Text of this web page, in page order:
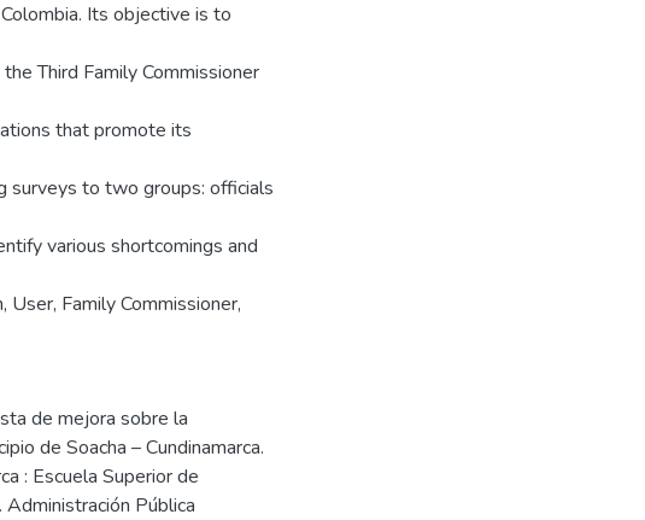
Its objective is to
Third Family Commissioner
that promote its
surveys to two groups: officials
various shortcomings and
Family Commissioner,
de mejora sobre la
de Soacha – Cundinamarca.
: Escuela Superior de
Pública